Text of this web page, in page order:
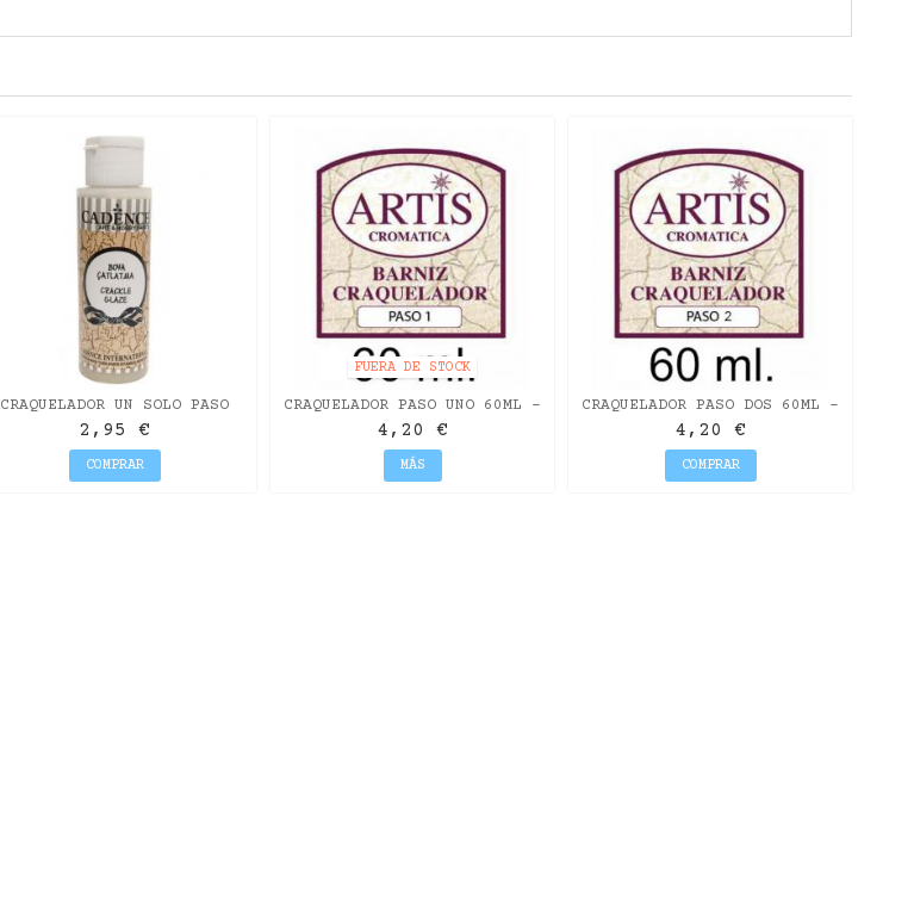
CRAQUELADOR UN SOLO PASO
CADENCE
2,95 €
COMPRAR
FUERA DE STOCK
CRAQUELADOR PASO UNO 60ML -
ARTIS CROMÁTICA
4,20 €
MÁS
CRAQUELADOR PASO DOS 60ML -
ARTIS CROMÁTICA
4,20 €
COMPRAR